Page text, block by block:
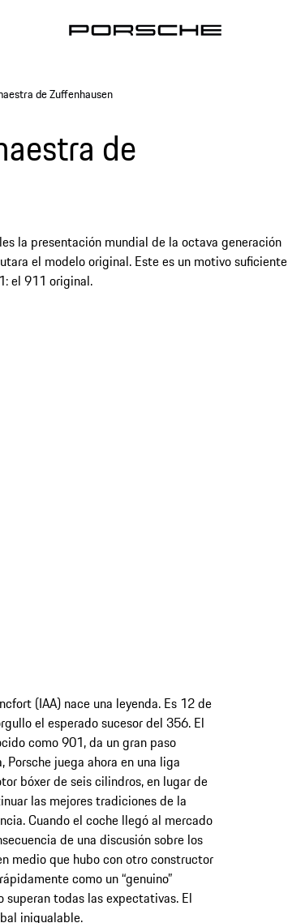
de Zuffenhausen
de
la presentación mundial de la octava generación
el modelo original. Este es un motivo suficiente
el 911 original.
(IAA) nace una leyenda. Es 12 de
el esperado sucesor del 356. El
como 901, da un gran paso
juega ahora en una liga
bóxer de seis cilindros, en lugar de
las mejores tradiciones de la
Cuando el coche llegó al mercado
de una discusión sobre los
medio que hubo con otro constructor
como un “genuino”
todas las expectativas. El
inigualable.